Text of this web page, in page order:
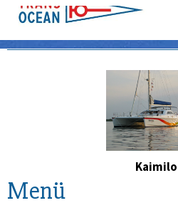
Menü